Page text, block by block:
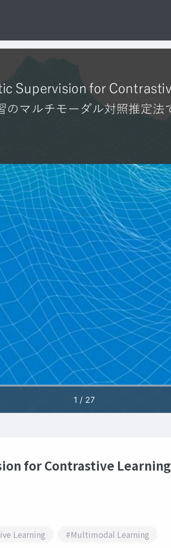
for Contrastive Learning
Learning
#Multimodal Learning